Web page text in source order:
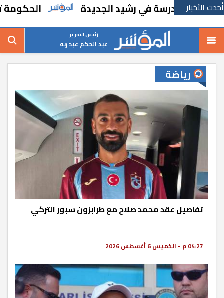
أحدث الأخبارفي رشيد الجديدة الحكومة تقر
رئيس التحرير
عبد الحكم عبد ربه
رياضة
تفاصيل عقد محمد صلاح مع طرابزون سبور التركي
04:27 م - الخميس 6 أغسطس 2026